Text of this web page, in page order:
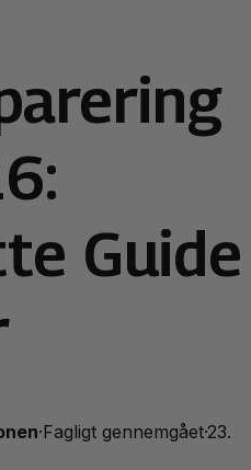
Guide
·Fagligt gennemgået·23.